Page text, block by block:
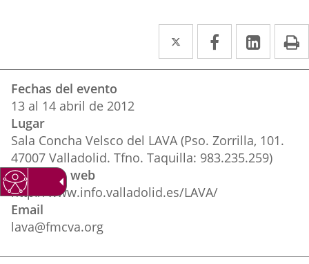
Twitter
Enlace
a
externa.
Facebook
Enlace
a
externa.
Enlace
a
del
evento
Fechas del evento
13 al 14 abril de 2012
Lugar
Sala Concha Velsco del LAVA (Pso. Zorrilla, 101.
47007 Valladolid. Tfno. Taquilla: 983.235.259)
Dirección web
http://www.info.valladolid.es/LAVA/
Email
lava@fmcva.org